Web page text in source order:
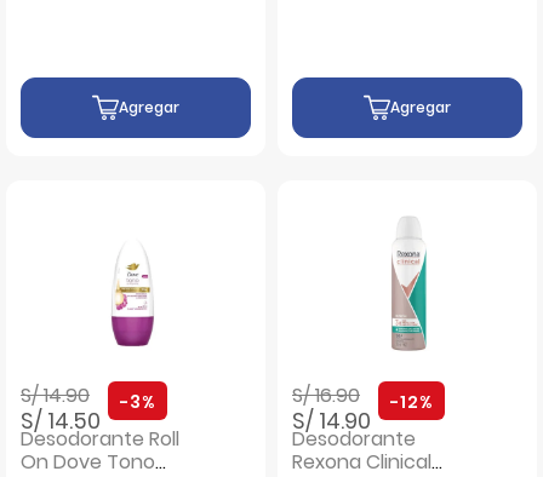
Agregar Agregar
Precio rebajado de
S/ 14.90a
S/ 14.50
-3%
Desodorante Roll
On Dove Tono
Precio rebajado de
S/ 16.90a
S/ 14.90
-12%
Desodorante
Rexona Clinical